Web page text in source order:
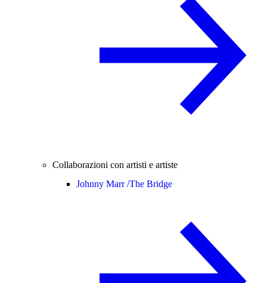
Collaborazioni con artisti e artiste
Johnny Marr /The Bridge